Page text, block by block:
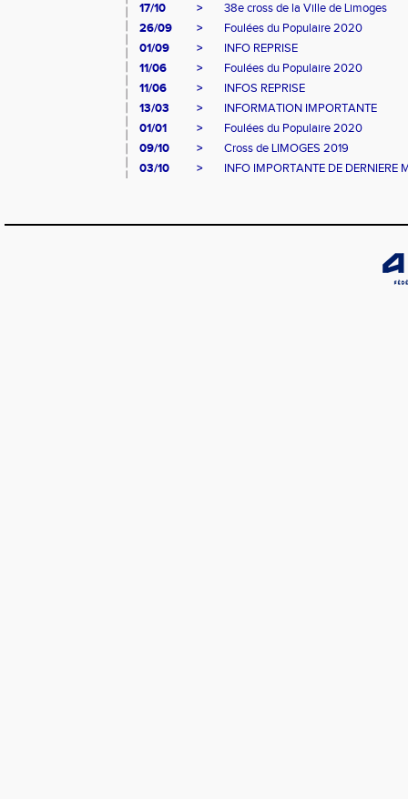
17/10
>
38e cross de la Ville de Limoges
26/09
>
Foulées du Populaire 2020
01/09
>
INFO REPRISE
11/06
>
Foulées du Populaire 2020
11/06
>
INFOS REPRISE
13/03
>
INFORMATION IMPORTANTE
01/01
>
Foulées du Populaire 2020
09/10
>
Cross de LIMOGES 2019
03/10
> INFO IMPORTANTE DE DERNIERE